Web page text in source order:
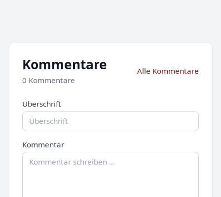
Kommentare
0 Kommentare
Alle Kommentare
Überschrift
Kommentar